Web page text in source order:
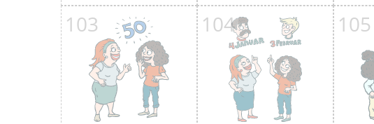
103 104 105